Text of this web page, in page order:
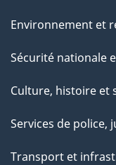
Environnement et
Sécurité nationale
Culture, histoire et
Services de police,
Transport et